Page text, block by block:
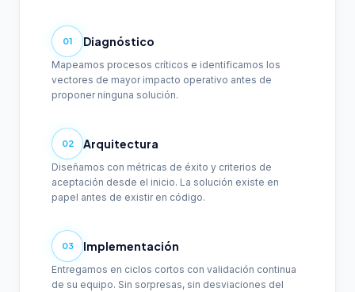
01 Diagnóstico
Mapeamos procesos críticos e identificamos los
vectores de mayor impacto operativo antes de
proponer ninguna solución.
02 Arquitectura
Diseñamos con métricas de éxito y criterios de
aceptación desde el inicio. La solución existe en
papel antes de existir en código.
03 Implementación
Entregamos en ciclos cortos con validación continua
de su equipo. Sin sorpresas, sin desviaciones del